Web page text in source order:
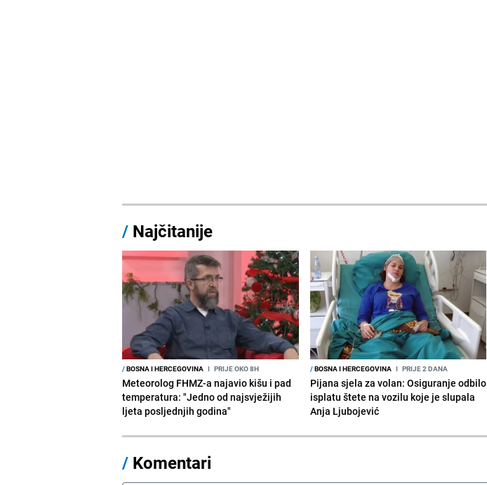
/ Najčitanije
/BOSNA I HERCEGOVINA I PRIJE OKO 8H
Meteorolog FHMZ-a najavio kišu i pad
temperatura: "Jedno od najsvježijih
ljeta posljednjih godina"
/BOSNA I HERCEGOVINA I PRIJE 2 DANA
Pijana sjela za volan: Osiguranje odbilo
isplatu štete na vozilu koje je slupala
Anja Ljubojević
/ Komentari